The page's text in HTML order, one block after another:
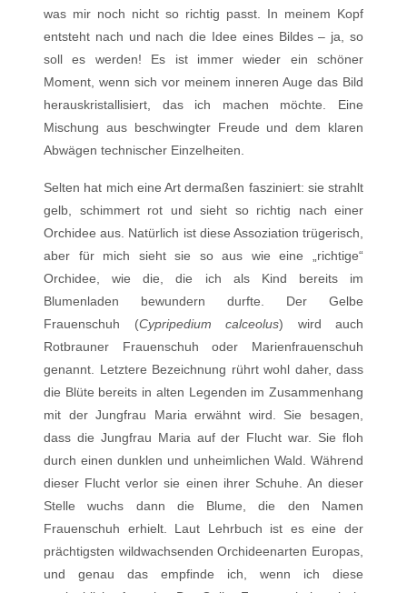
was mir noch nicht so richtig passt. In meinem Kopf
entsteht nach und nach die Idee eines Bildes – ja, so
soll es werden! Es ist immer wieder ein schöner
Moment, wenn sich vor meinem inneren Auge das Bild
herauskristallisiert, das ich machen möchte. Eine
Mischung aus beschwingter Freude und dem klaren
Abwägen technischer Einzelheiten.
Selten hat mich eine Art dermaßen fasziniert: sie strahlt
gelb, schimmert rot und sieht so richtig nach einer
Orchidee aus. Natürlich ist diese Assoziation trügerisch,
aber für mich sieht sie so aus wie eine „richtige“
Orchidee, wie die, die ich als Kind bereits im
Blumenladen bewundern durfte. Der Gelbe
Frauenschuh (Cypripedium calceolus) wird auch
Rotbrauner Frauenschuh oder Marienfrauenschuh
genannt. Letztere Bezeichnung rührt wohl daher, dass
die Blüte bereits in alten Legenden im Zusammenhang
mit der Jungfrau Maria erwähnt wird. Sie besagen,
dass die Jungfrau Maria auf der Flucht war. Sie floh
durch einen dunklen und unheimlichen Wald. Während
dieser Flucht verlor sie einen ihrer Schuhe. An dieser
Stelle wuchs dann die Blume, die den Namen
Frauenschuh erhielt. Laut Lehrbuch ist es eine der
prächtigsten wildwachsenden Orchideenarten Europas,
und genau das empfinde ich, wenn ich diese